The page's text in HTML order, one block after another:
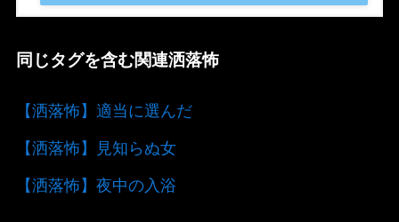
同じタグを含む関連洒落怖
【洒落怖】適当に選んだ
【洒落怖】見知らぬ女
【洒落怖】夜中の入浴